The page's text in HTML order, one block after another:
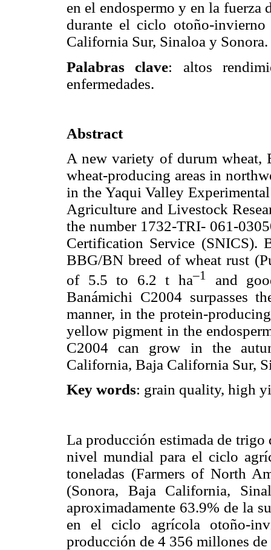
en el endospermo y en la fuerza
durante el ciclo otoño-
California Sur, Sinaloa y Sonora.
Palabras clave: altos
enfermedades.
Abstract
A new variety of durum wheat,
wheat-producing areas in
in the Yaqui Valley
Agriculture and Livestock
the number 1732-TRI- 061-
Certification Service (SNICS).
BBG/BN breed of wheat rust
of 5.5 to 6.2 t ha–1
and
Banámichi C2004 surpasses
manner, in the protein-
yellow pigment in the
C2004 can grow in the
California, Baja California Sur,
Key words: grain quality, high
La producción estimada de
nivel mundial para el ciclo
toneladas (Farmers of North
(Sonora, Baja California,
aproximadamente 63.9% de la
en el ciclo agrícola otoño-
producción de 4 356 millones de